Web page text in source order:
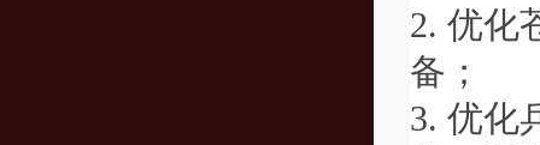
2. 优化
备；
3. 优化